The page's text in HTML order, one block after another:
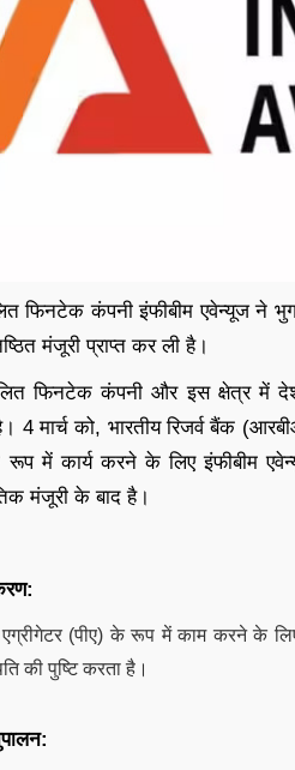
फिनटेक कंपनी इंफीबीम एवेन्यूज ने
मंजूरी प्राप्त कर ली है।
फिनटेक कंपनी और इस क्षेत्र में
4 मार्च को, भारतीय रिजर्व बैंक
में कार्य करने के लिए इंफीबीम
मंजूरी के बाद है।
एग्रीगेटर (पीए) के रूप में काम करने के
की पुष्टि करता है।